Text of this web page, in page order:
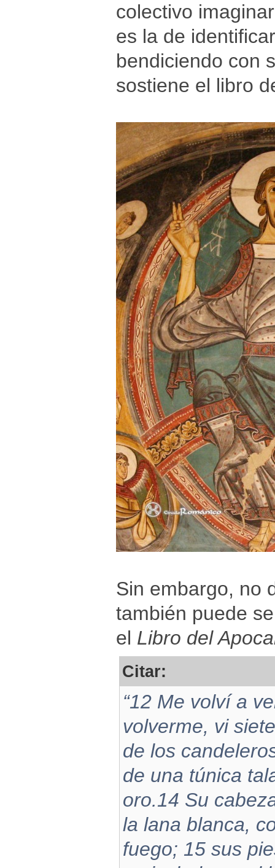
colectivo
es la de
bendiciendo con
sostiene el libro
Sin embargo, no
también puede
el Libro del
Citar:
“12 Me volví a
volverme, vi
de los
de una túnica
oro.14 Su
la lana blanca,
fuego; 15 sus